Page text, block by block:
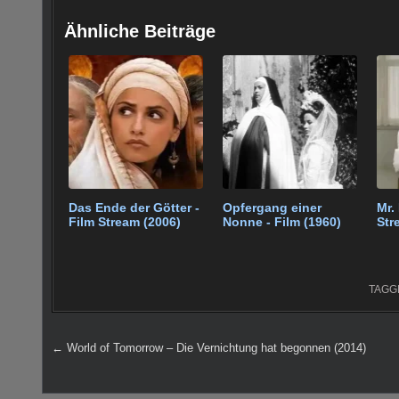
c
e
b
o
o
k
tt
er
er
e
st
m
bl
di
t
s
A
p
p
g
er
Ähnliche Beiträge
Das Ende der Götter -
Film Stream (2006)
Opfergang einer
Nonne - Film (1960)
Beitragsnavigation
← World of Tomorrow – Die Vernichtung hat begonnen (2014)